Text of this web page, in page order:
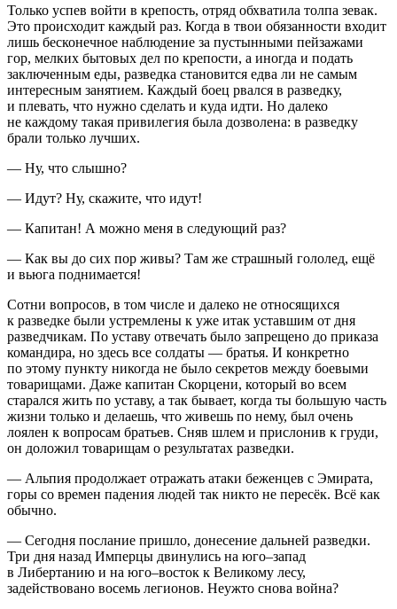
Только успев войти в крепость, отряд обхватила толпа зевак.
Это происходит каждый раз. Когда в твои обязанности входит
лишь бесконечное наблюдение за пустынными пейзажами
гор, мелких бытовых дел по крепости, а иногда и подать
заключенным еды, разведка становится едва ли не самым
интересным занятием. Каждый боец рвался в разведку,
и плевать, что нужно сделать и куда идти. Но далеко
не каждому такая привилегия была дозволена: в разведку
брали только лучших.
— Ну, что слышно?
— Идут? Ну, скажите, что идут!
— Капитан! А можно меня в следующий раз?
— Как вы до сих пор живы? Там же страшный гололед, ещё
и вьюга поднимается!
Сотни вопросов, в том числе и далеко не относящихся
к разведке были устремлены к уже итак уставшим от дня
разведчикам. По уставу отвечать было запрещено до приказа
командира, но здесь все солдаты — братья. И конкретно
по этому пункту никогда не было секретов между боевыми
товарищами. Даже капитан Скорцени, который во всем
старался жить по уставу, а так бывает, когда ты большую часть
жизни только и делаешь, что живешь по нему, был очень
лоялен к вопросам братьев. Сняв шлем и прислонив к груди,
он доложил товарищам о результатах разведки.
— Альпия продолжает отражать атаки беженцев с Эмирата,
горы со времен падения людей так никто не пересёк. Всё как
обычно.
— Сегодня послание пришло, донесение дальней разведки.
Три дня назад Имперцы двинулись на юго–запад
в Либертанию и на юго–восток к Великому лесу,
задействовано восемь легионов. Неужто снова война?